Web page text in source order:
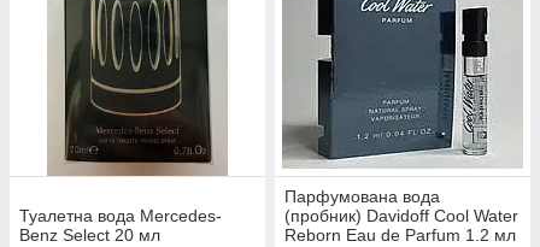
Туалетна вода Mercedes-
Benz Select 20 мл
Парфумована вода
(пробник) Davidoff Cool Water
Reborn Eau de Parfum 1.2 мл